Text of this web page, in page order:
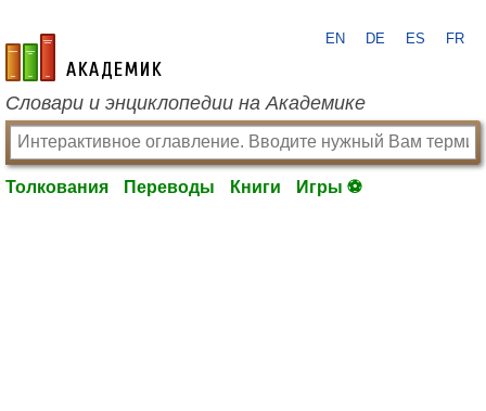
academic.ru
EN DE ES FR
Словари и энциклопедии на Академике
Толкования Переводы Книги Игры ⚽